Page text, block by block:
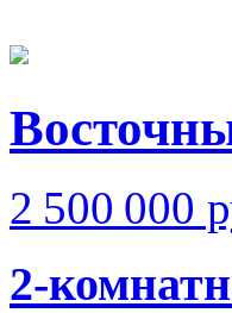
2 500 000
2-